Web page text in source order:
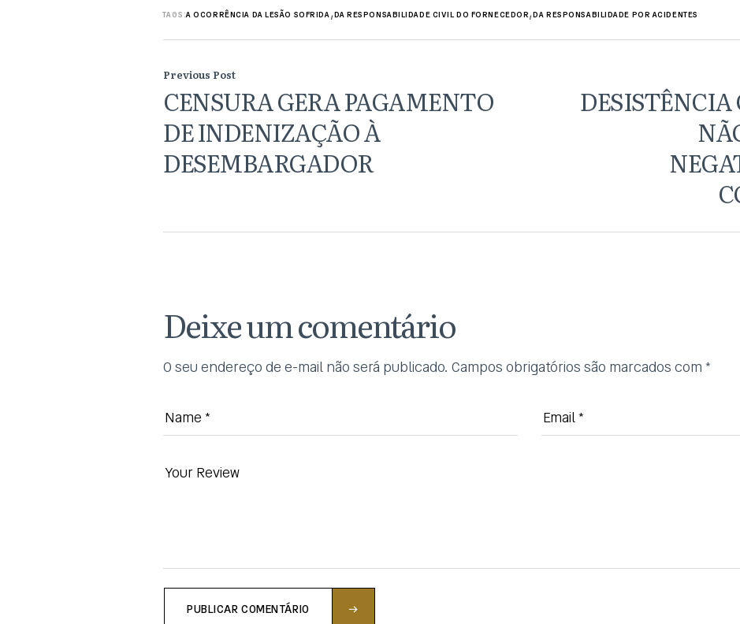
TAGS:A OCORRÊNCIA DA LESÃO SOFRIDA,DA RESPONSABILIDADE CIVIL DO FORNECEDOR,DA RESPONSABILIDADE POR ACIDENTES
Previous Post
CENSURA GERA PAGAMENTO
DE INDENIZAÇÃO À
DESEMBARGADOR
Deixe um comentário
O seu endereço de e-mail não será publicado. Campos obrigatórios são marcados com *
PUBLICAR COMENTÁRIO